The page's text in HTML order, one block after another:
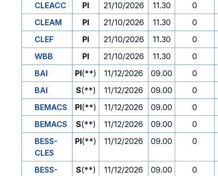
CLEACC
PI 21/10/2026 11.30
0
CLEAM
PI 21/10/2026 11.30
0
CLEF
PI 21/10/2026 11.30
0
WBB
PI 21/10/2026 11.30
0
BAI
PI(**) 11/12/2026 09.00
0
BAI
S(**) 11/12/2026 09.00
0
BEMACS
PI(**) 11/12/2026 09.00
0
BEMACS
S(**) 11/12/2026 09.00
0
BESS-
CLES
PI(**) 11/12/2026 09.00 0
BESS-
S(**) 11/12/2026 09.00 0